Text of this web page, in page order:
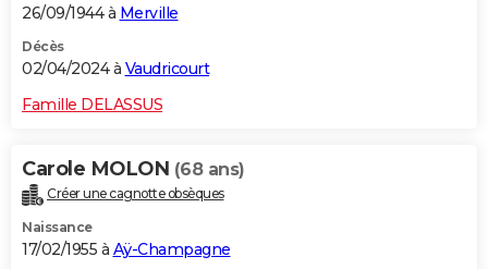
26/09/1944 à Merville
Décès
02/04/2024 à Vaudricourt
Famille DELASSUS
Carole MOLON (68 ans)
Créer une cagnotte obsèques
Naissance
17/02/1955 à Aÿ-Champagne